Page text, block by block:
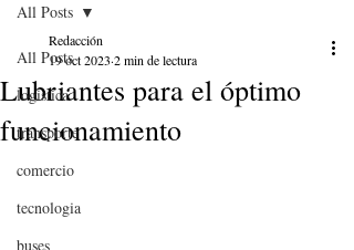
All Posts
logistica
transporte
comercio
tecnologia
buses
All Posts
Lubriantes para el óptimo
funcionamiento
Redacción
19 oct 2023 2 min de lectura